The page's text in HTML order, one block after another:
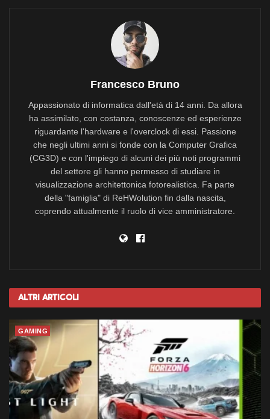
Francesco Bruno
Appassionato di informatica dall'età di 14 anni. Da allora
ha assimilato, con costanza, conoscenze ed esperienze
riguardante l'hardware e l'overclock di essi. Passione
che negli ultimi anni si fonde con la Computer Grafica
(CG3D) e con l'impiego di alcuni dei più noti programmi
del settore gli hanno permesso di studiare in
visualizzazione architettonica fotorealistica. Fa parte
della "famiglia" di ReHWolution fin dalla nascita,
coprendo attualmente il ruolo di vice amministratore.
Altri Articoli
GAMING